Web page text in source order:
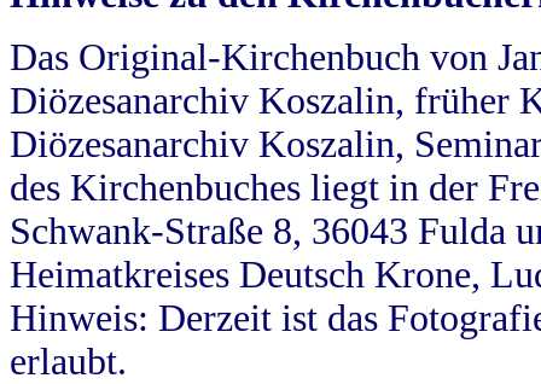
Das Original-Kirchenbuch von
Diözesanarchiv Koszalin, früher
Diözesanarchiv Koszalin,
des Kirchenbuches liegt in der
Schwank-Straße 8, 36043 Fulda
Heimatkreises Deutsch Krone,
Hinweis: Derzeit ist das
erlaubt.